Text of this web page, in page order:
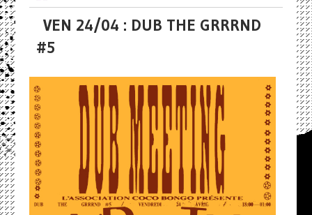
VEN 24/04 : DUB THE GRRRND
#5